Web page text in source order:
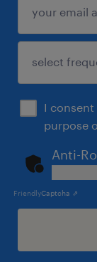
I
purpose
Anti-
FriendlyCaptcha ⇗